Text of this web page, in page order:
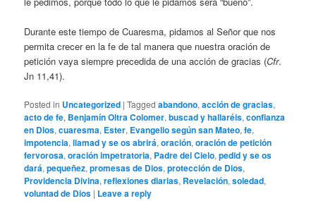
Durante este tiempo de Cuaresma, pidamos al Señor que nos
permita crecer en la fe de tal manera que nuestra oración de
petición vaya siempre precedida de una acción de gracias (Cfr.
Jn 11,41).
Posted in Uncategorized |Tagged abandono,acción de gracias,
acto de fe, Benjamín Oltra Colomer,buscad y hallaréis,confianza
en Dios,cuaresma, Ester, Evangelio según san Mateo,fe,
impotencia,llamad y se os abrirá,oración,oración de petición
fervorosa,oración impetratoria, Padre del Cielo,pedid y se os
dará,pequeñez,promesas de Dios,protección de Dios,
Providencia Divina,reflexiones diarias, Revelación,soledad,
voluntad de Dios | Leave a reply